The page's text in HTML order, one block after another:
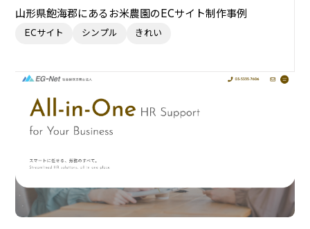
山形県飽海郡にあるお米農園のECサイト制作事例
ECサイト シンプル きれい